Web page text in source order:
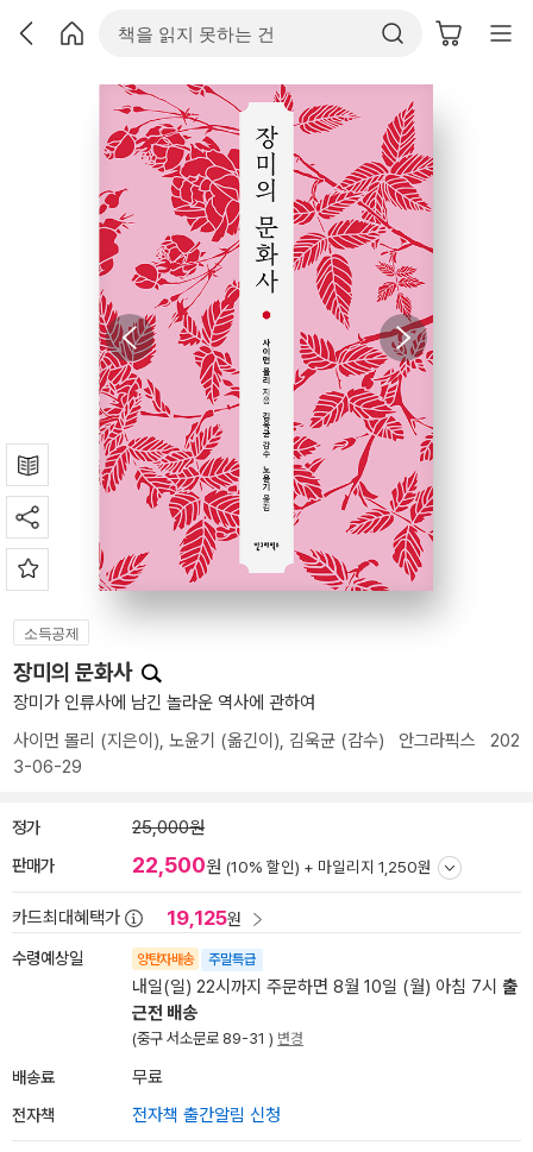
소득공제
장미의 문화사
장미가 인류사에 남긴 놀라운 역사에 관하여
사이먼 몰리 (지은이), 노윤기 (옮긴이), 김욱균 (감수) 안그라픽스 202
3-06-29
정가 25,000원
판매가 22,500원 (10% 할인) + 마일리지 1,250원
카드최대혜택가 19,125원
수령예상일 양탄자배송 주말특급
내일(일) 22시까지 주문하면 8월 10일 (월) 아침 7시 출
근전 배송
(중구 서소문로 89-31 ) 변경
배송료 무료
전자책 전자책 출간알림 신청